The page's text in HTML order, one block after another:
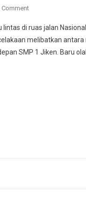
CommentOn
Suami
Istri
Meninggal
di ruas jalan
melibatkan
SMP 1 Jiken. Baru